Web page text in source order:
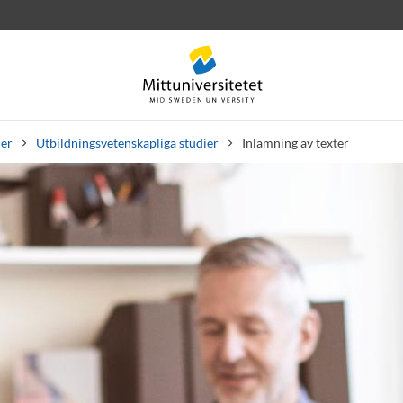
Utbildningsvetenskapliga studier Inlämning av texter
PersonalLediga jobb